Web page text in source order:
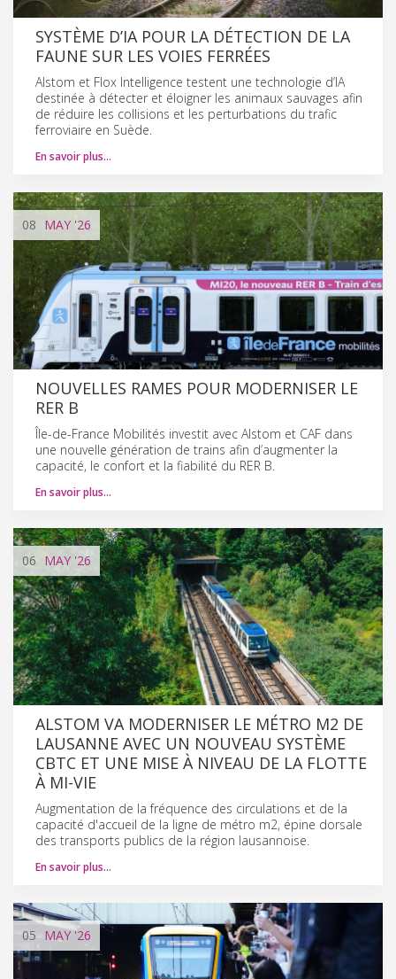
SYSTÈME D’IA POUR LA DÉTECTION DE LA
FAUNE SUR LES VOIES FERRÉES
Alstom et Flox Intelligence testent une technologie d’IA
destinée à détecter et éloigner les animaux sauvages afin
de réduire les collisions et les perturbations du trafic
ferroviaire en Suède.
En savoir plus…
08 MAY '26
NOUVELLES RAMES POUR MODERNISER LE
RER B
Île-de-France Mobilités investit avec Alstom et CAF dans
une nouvelle génération de trains afin d’augmenter la
capacité, le confort et la fiabilité du RER B.
En savoir plus…
06 MAY'26
ALSTOM VA MODERNISER LE MÉTRO M2 DE
LAUSANNE AVEC UN NOUVEAU SYSTÈME
CBTC ET UNE MISE À NIVEAU DE LA FLOTTE
À MI-VIE
Augmentation de la fréquence des circulations et de la
capacité d'accueil de la ligne de métro m2, épine dorsale
des transports publics de la région lausannoise.
En savoir plus…
05 MAY'26